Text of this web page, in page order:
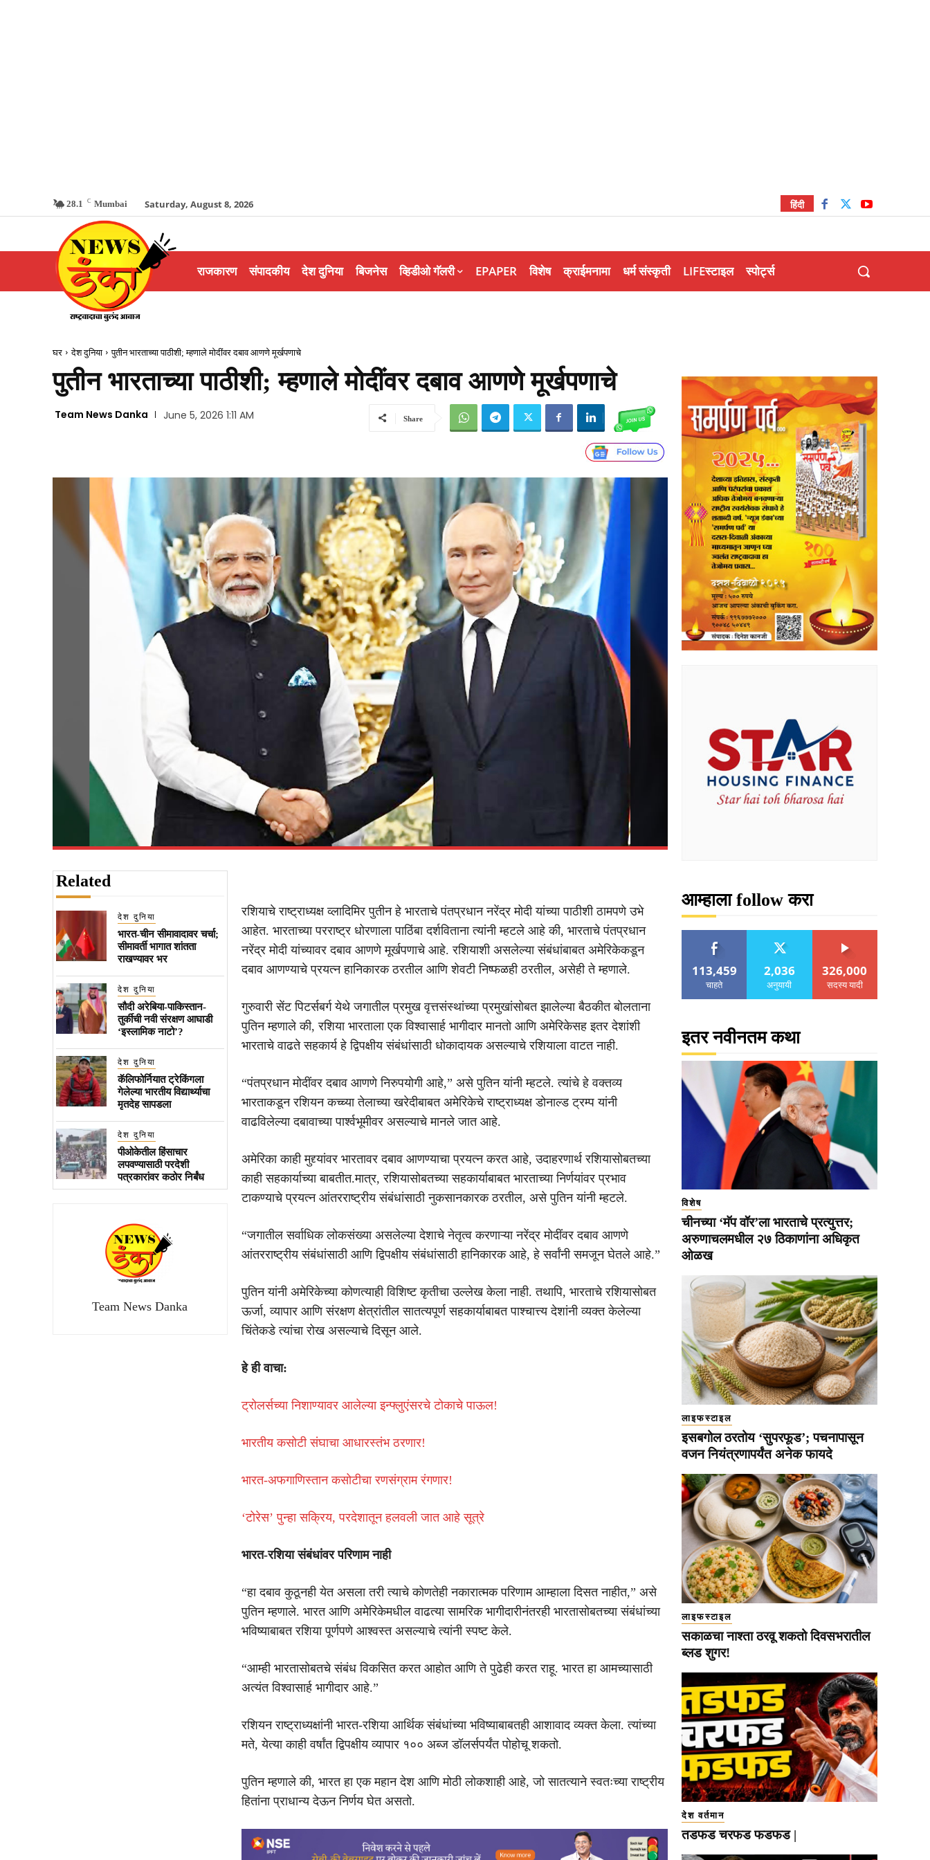
28.1 C Mumbai Saturday, August 8, 2026 हिंदी
राजकारण संपादकीय देश दुनिया बिजनेस व्हिडीओ गॅलरी EPAPER विशेष क्राईमनामा धर्म संस्कृती LIFEस्टाइल स्पोर्ट्स
घर देश दुनिया पुतीन भारताच्या पाठीशी; म्हणाले मोदींवर दबाव आणणे मूर्खपणाचे
पुतीन भारताच्या पाठीशी; म्हणाले मोदींवर दबाव आणणे मूर्खपणाचे
Team News Danka June 5, 2026 1:11 AM Share
Related
देश दुनिया
भारत-चीन सीमावादावर चर्चा;
सीमावर्ती भागात शांतता
राखण्यावर भर
देश दुनिया
सौदी अरेबिया-पाकिस्तान-
तुर्कीची नवी संरक्षण आघाडी
‘इस्लामिक नाटो’?
देश दुनिया
कॅलिफोर्नियात ट्रेकिंगला
गेलेल्या भारतीय विद्यार्थ्याचा
मृतदेह सापडला
देश दुनिया
पीओकेतील हिंसाचार
लपवण्यासाठी परदेशी
पत्रकारांवर कठोर निर्बंध
Team News Danka
रशियाचे राष्ट्राध्यक्ष व्लादिमिर पुतीन हे भारताचे पंतप्रधान नरेंद्र मोदी यांच्या पाठीशी ठामपणे उभे
आहेत. भारताच्या परराष्ट्र धोरणाला पाठिंबा दर्शविताना त्यांनी म्हटले आहे की, भारताचे पंतप्रधान
नरेंद्र मोदी यांच्यावर दबाव आणणे मूर्खपणाचे आहे. रशियाशी असलेल्या संबंधांबाबत अमेरिकेकडून
दबाव आणण्याचे प्रयत्न हानिकारक ठरतील आणि शेवटी निष्फळही ठरतील, असेही ते म्हणाले.
गुरुवारी सेंट पिटर्सबर्ग येथे जगातील प्रमुख वृत्तसंस्थांच्या प्रमुखांसोबत झालेल्या बैठकीत बोलताना
पुतिन म्हणाले की, रशिया भारताला एक विश्वासार्ह भागीदार मानतो आणि अमेरिकेसह इतर देशांशी
भारताचे वाढते सहकार्य हे द्विपक्षीय संबंधांसाठी धोकादायक असल्याचे रशियाला वाटत नाही.
“पंतप्रधान मोदींवर दबाव आणणे निरुपयोगी आहे,” असे पुतिन यांनी म्हटले. त्यांचे हे वक्तव्य
भारताकडून रशियन कच्च्या तेलाच्या खरेदीबाबत अमेरिकेचे राष्ट्राध्यक्ष डोनाल्ड ट्रम्प यांनी
वाढविलेल्या दबावाच्या पार्श्वभूमीवर असल्याचे मानले जात आहे.
अमेरिका काही मुद्द्यांवर भारतावर दबाव आणण्याचा प्रयत्न करत आहे, उदाहरणार्थ रशियासोबतच्या
काही सहकार्याच्या बाबतीत.मात्र, रशियासोबतच्या सहकार्याबाबत भारताच्या निर्णयांवर प्रभाव
टाकण्याचे प्रयत्न आंतरराष्ट्रीय संबंधांसाठी नुकसानकारक ठरतील, असे पुतिन यांनी म्हटले.
“जगातील सर्वाधिक लोकसंख्या असलेल्या देशाचे नेतृत्व करणाऱ्या नरेंद्र मोदींवर दबाव आणणे
आंतरराष्ट्रीय संबंधांसाठी आणि द्विपक्षीय संबंधांसाठी हानिकारक आहे, हे सर्वांनी समजून घेतले आहे.”
पुतिन यांनी अमेरिकेच्या कोणत्याही विशिष्ट कृतीचा उल्लेख केला नाही. तथापि, भारताचे रशियासोबत
ऊर्जा, व्यापार आणि संरक्षण क्षेत्रांतील सातत्यपूर्ण सहकार्याबाबत पाश्चात्त्य देशांनी व्यक्त केलेल्या
चिंतेकडे त्यांचा रोख असल्याचे दिसून आले.
हे ही वाचा:
ट्रोलर्सच्या निशाण्यावर आलेल्या इन्फ्लुएंसरचे टोकाचे पाऊल!
भारतीय कसोटी संघाचा आधारस्तंभ ठरणार!
भारत-अफगाणिस्तान कसोटीचा रणसंग्राम रंगणार!
‘टोरेस’ पुन्हा सक्रिय, परदेशातून हलवली जात आहे सूत्रे
भारत-रशिया संबंधांवर परिणाम नाही
“हा दबाव कुठूनही येत असला तरी त्याचे कोणतेही नकारात्मक परिणाम आम्हाला दिसत नाहीत,” असे
पुतिन म्हणाले. भारत आणि अमेरिकेमधील वाढत्या सामरिक भागीदारीनंतरही भारतासोबतच्या संबंधांच्या
भविष्याबाबत रशिया पूर्णपणे आश्वस्त असल्याचे त्यांनी स्पष्ट केले.
“आम्ही भारतासोबतचे संबंध विकसित करत आहोत आणि ते पुढेही करत राहू. भारत हा आमच्यासाठी
अत्यंत विश्वासार्ह भागीदार आहे.”
रशियन राष्ट्राध्यक्षांनी भारत-रशिया आर्थिक संबंधांच्या भविष्याबाबतही आशावाद व्यक्त केला. त्यांच्या
मते, येत्या काही वर्षांत द्विपक्षीय व्यापार १०० अब्ज डॉलर्सपर्यंत पोहोचू शकतो.
पुतिन म्हणाले की, भारत हा एक महान देश आणि मोठी लोकशाही आहे, जो सातत्याने स्वतःच्या राष्ट्रीय
हितांना प्राधान्य देऊन निर्णय घेत असतो.
आम्हाला follow करा
113,459
चाहते
2,036
अनुयायी
326,000
सदस्य यादी
इतर नवीनतम कथा
विशेष
चीनच्या ‘मॅप वॉर’ला भारताचे प्रत्युत्तर;
अरुणाचलमधील २७ ठिकाणांना अधिकृत
ओळख
लाइफस्टाइल
इसबगोल ठरतोय ‘सुपरफूड’; पचनापासून
वजन नियंत्रणापर्यंत अनेक फायदे
लाइफस्टाइल
सकाळचा नाश्ता ठरवू शकतो दिवसभरातील
ब्लड शुगर!
देश वर्तमान
तडफड चरफड फडफड |